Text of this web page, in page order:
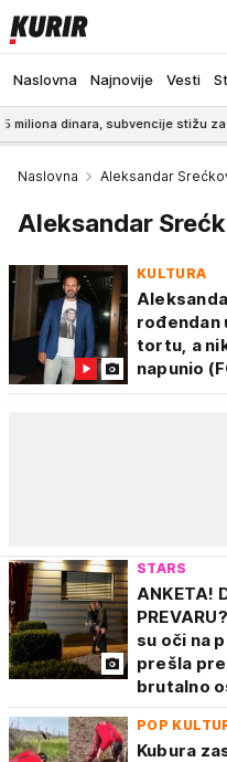
Naslovna Najnovije Vesti
dinara, subvencije stižu za 72
Naslovna Aleksandar
Aleksandar
KULTURA
rođendan
tortu, a
napunio
STARS
ANKETA!
su oči na
prešla
brutalno
POP
Kubura